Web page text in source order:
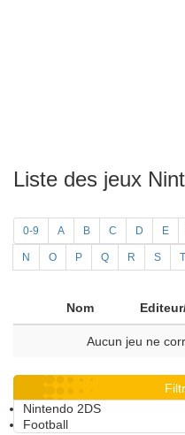
Liste des jeux
0-9 A B C D E
N O P Q R S T
Nom
Aucun jeu ne
Nintendo 2DS
Football